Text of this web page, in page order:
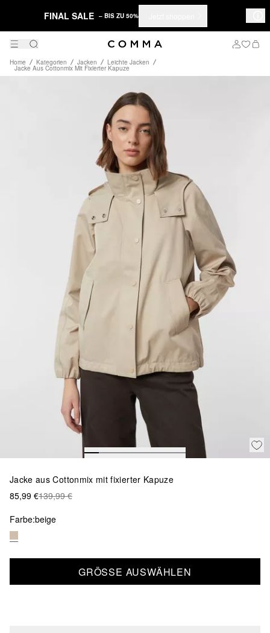
FINAL SALE – BIS ZU 50%
Home Kategorien Jacken Leichte Jacken
Jacke Aus Cottonmix Mit Fixierter Kapuze
Jacke aus Cottonmix mit fixierter Kapuze
85,99 €139,99 €
Farbe:beige
GRÖSSE AUSWÄHLEN